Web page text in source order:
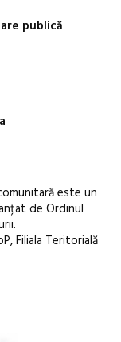
publică
este un
de Ordinul
Filiala Teritorială